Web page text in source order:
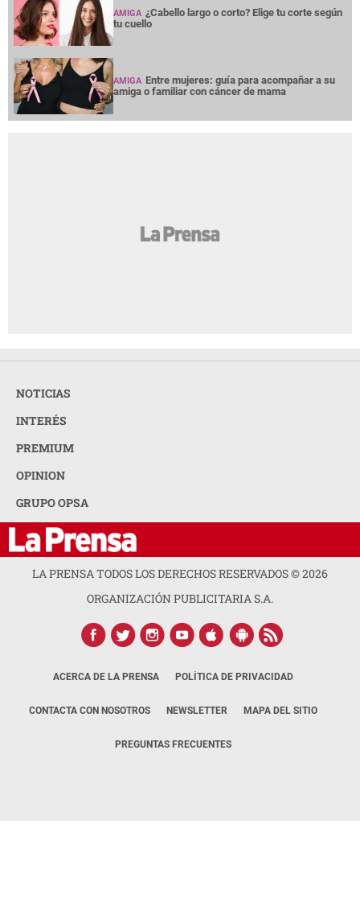
AMIGA ¿Cabello largo o corto? Elige tu corte según
tu cuello
AMIGA Entre mujeres: guía para acompañar a su
amiga o familiar con cáncer de mama
NOTICIAS
INTERÉS
PREMIUM
OPINION
GRUPO OPSA
LA PRENSA TODOS LOS DERECHOS RESERVADOS ©2026
ORGANIZACIÓN PUBLICITARIA S.A.
ACERCA DE LA PRENSA POLÍTICA DE PRIVACIDAD
CONTACTA CON NOSOTROS NEWSLETTER MAPA DEL SITIO
PREGUNTAS FRECUENTES